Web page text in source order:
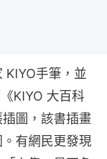
KIYO手筆，並
KIYO 大百科
圖，該書插畫
有網民更發現